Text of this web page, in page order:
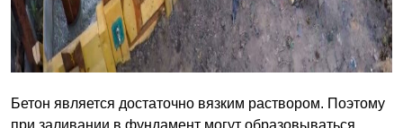
Бетон является достаточно вязким раствором. Поэтому
при заливании в фундамент могут образовываться